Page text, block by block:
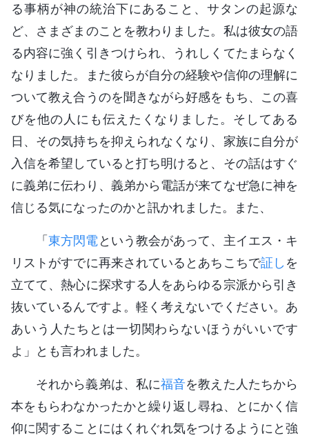
る事柄が神の統治下にあること、サタンの起源な
ど、さまざまのことを教わりました。私は彼女の語
る内容に強く引きつけられ、うれしくてたまらなく
なりました。また彼らが自分の経験や信仰の理解に
ついて教え合うのを聞きながら好感をもち、この喜
びを他の人にも伝えたくなりました。そしてある
日、その気持ちを抑えられなくなり、家族に自分が
入信を希望していると打ち明けると、その話はすぐ
に義弟に伝わり、義弟から電話が来てなぜ急に神を
信じる気になったのかと訊かれました。また、
「東方閃電 という教会があって、主イエス・キ
リストがすでに再来されているとあちこちで証し を
立てて、熱心に探求する人をあらゆる宗派から引き
抜いているんですよ。軽く考えないでください。あ
あいう人たちとは一切関わらないほうがいいです
よ」とも言われました。
それから義弟は、私に福音を教えた人たちから
本をもらわなかったかと繰り返し尋ね、とにかく信
仰に関することにはくれぐれ気をつけるようにと強